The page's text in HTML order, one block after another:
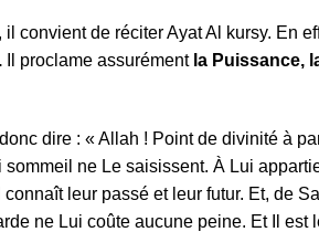
il convient de réciter Ayat Al kursy. En
Il proclame assurément la Puissance,
dire : « Allah ! Point de divinité à
ne Le saisissent. À Lui
leur passé et leur futur. Et, de
ne Lui coûte aucune peine. Et Il est